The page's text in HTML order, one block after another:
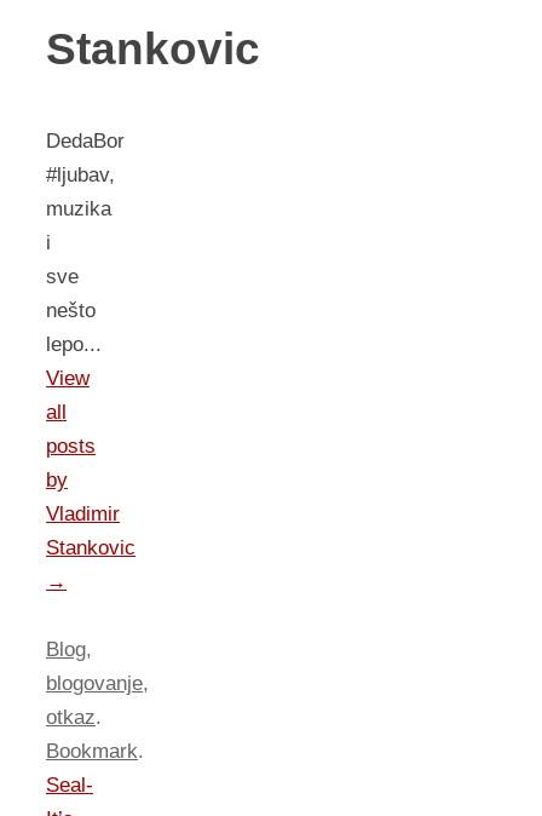
Stankovic
DedaBor
#ljubav,
muzika
i
sve
nešto
lepo...
View
all
posts
by
Vladimir
Stankovic
→
Blog,
blogovanje,
otkaz.
Bookmark.
Seal-